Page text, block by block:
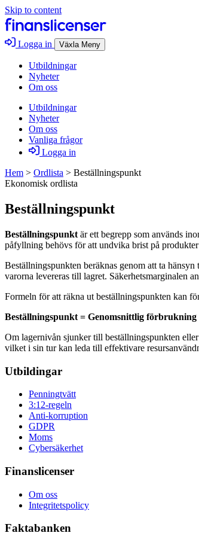
Skip to content
Logga in Växla Meny
Utbildningar
Nyheter
Om oss
Utbildningar
Nyheter
Om oss
Vanliga frågor
Logga in
Hem > Ordlista > Beställningspunkt
Ekonomisk ordlista
Beställningspunkt
Beställningspunkt är ett begrepp som används
påfyllning behövs för att undvika brist på
Beställningspunkten beräknas genom att ta
varorna levereras till lagret. Säkerhetsmarginalen
Formeln för att räkna ut beställningspunkten kan
Beställningspunkt = Genomsnittlig
Om lagernivån sjunker till beställningspunkten
vilket i sin tur kan leda till effektivare
Utbildingar
Penningtvätt
3:12-regeln
Anti-korruption
GDPR
Moms
Cybersäkerhet
Finanslicenser
Om oss
Integritetspolicy
Faktabanken